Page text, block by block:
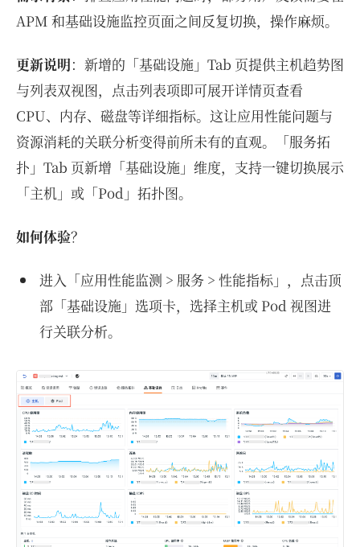
APM 和基础设施监控页面之间反复切换，操作麻烦。
更新说明：新增的「基础设施」Tab 页提供主机趋势图
与列表双视图，点击列表项即可展开详情页查看
CPU、内存、磁盘等详细指标。这让应用性能问题与
资源消耗的关联分析变得前所未有的直观。「服务拓
扑」Tab 页新增「基础设施」维度，支持一键切换展示
「主机」或「Pod」拓扑图。
如何体验？
进入「应用性能监测 > 服务 > 性能指标」，点击顶
部「基础设施」选项卡，选择主机或 Pod 视图进
行关联分析。